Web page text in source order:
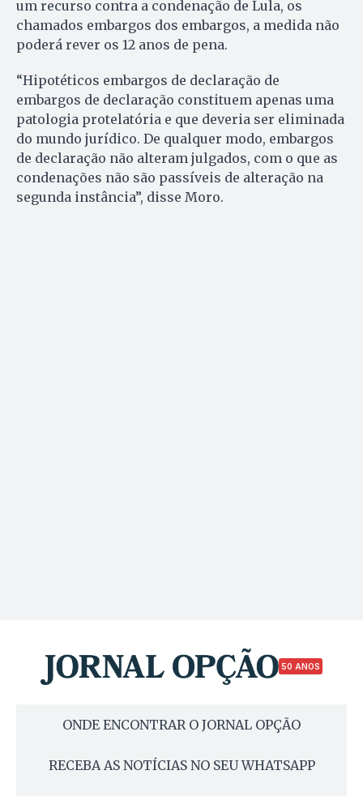
um recurso contra a condenação de Lula, os
chamados embargos dos embargos, a medida não
poderá rever os 12 anos de pena.
“Hipotéticos embargos de declaração de
embargos de declaração constituem apenas uma
patologia protelatória e que deveria ser eliminada
do mundo jurídico. De qualquer modo, embargos
de declaração não alteram julgados, com o que as
condenações não são passíveis de alteração na
segunda instância”, disse Moro.
50 ANOS
ONDE ENCONTRAR O JORNAL OPÇÃO
RECEBA AS NOTÍCIAS NO SEU WHATSAPP